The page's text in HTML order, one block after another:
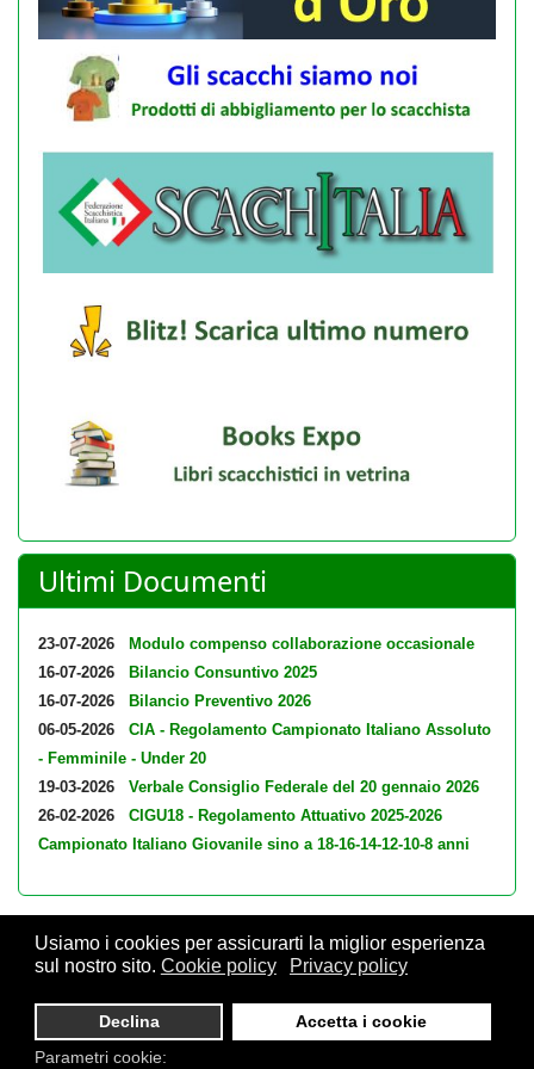
Usiamo i cookies per assicurarti la miglior esperienza
sul nostro sito. Cookie policy Privacy policy
Declina
Accetta i cookie
Parametri cookie:
Ultimi Documenti
23-07-2026
Modulo compenso collaborazione occasionale
16-07-2026
Bilancio Consuntivo 2025
16-07-2026
Bilancio Preventivo 2026
06-05-2026
CIA - Regolamento Campionato Italiano Assoluto
- Femminile - Under 20
19-03-2026
Verbale Consiglio Federale del 20 gennaio 2026
26-02-2026
CIGU18 - Regolamento Attuativo 2025-2026
Campionato Italiano Giovanile sino a 18-16-14-12-10-8 anni
Giovanna, 12 - 20129 Milano - CF. 80105170155 - P. Iva
10013490155 - Email fsi@federscacchi.it - Tel. 02.86464369 -